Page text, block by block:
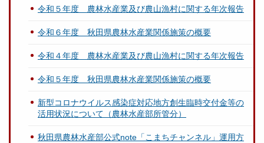
令和５年度 農林水産業及び農山漁村に関する年次報告
令和６年度 秋田県農林水産業関係施策の概要
令和４年度 農林水産業及び農山漁村に関する年次報告
令和５年度 秋田県農林水産業関係施策の概要
新型コロナウイルス感染症対応地方創生臨時交付金等の
活用状況について（農林水産部所管分）
秋田県農林水産部公式note「こまちチャンネル」運用方